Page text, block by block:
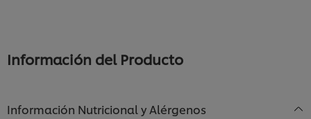
recipe
Información del Producto
Información Nutricional y Alérgenos